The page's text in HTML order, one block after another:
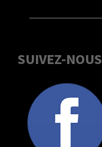
SUIVEZ-NOUS